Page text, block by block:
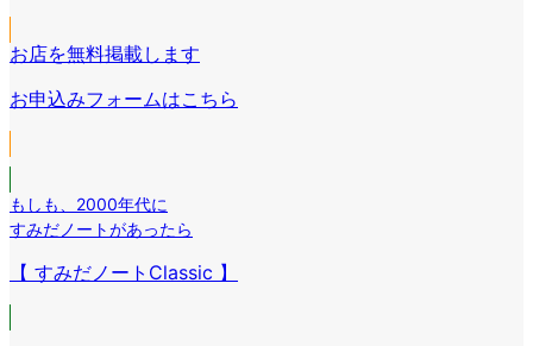
リ
ン
ク
ン
リ
ク
ン
ン
ク
お店を無料掲載します
お申込みフォームはこちら
もしも
2000年代に
すみだノートがあったら
【 すみだノートClassic 】